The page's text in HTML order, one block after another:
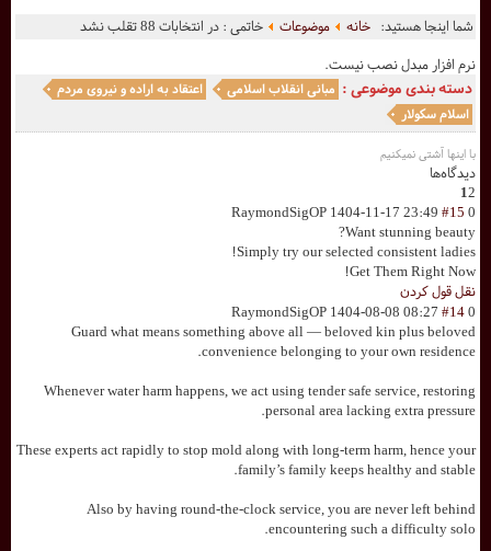
شما اینجا هستید:خانه موضوعات
خاتمی : در انتخابات 88 تقلب نشد
نرم افزار مبدل نصب نیست.
دسته بندی موضوعی : مبانی انقلاب اسلامی
اعتقاد به اراده و نیروی مردم
اسلام سکولار
با اینها آشتی نمیکنیم
دیدگاه‌ها
12
0
#15
RaymondSigOP 1404-11-17 23:49
Want stunning beauty?
Simply try our selected consistent ladies!
Get Them Right Now!
نقل قول کردن
0
#14
RaymondSigOP 1404-08-08 08:27
Guard what means something above all — beloved kin plus beloved
convenience belonging to your own residence.
Whenever water harm happens, we act using tender safe service, restoring
personal area lacking extra pressure.
These experts act rapidly to stop mold along with long-term harm, hence your
family’s family keeps healthy and stable.
Also by having round-the-clock service, you are never left behind
encountering such a difficulty solo.